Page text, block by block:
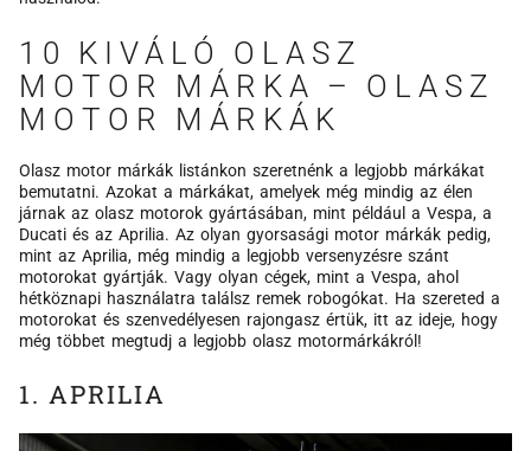
10 KIVÁLÓ OLASZ
MOTOR MÁRKA – OLASZ
MOTOR MÁRKÁK
Olasz motor márkák listánkon szeretnénk a legjobb márkákat
bemutatni. Azokat a márkákat, amelyek még mindig az élen
járnak az olasz motorok gyártásában, mint például a Vespa, a
Ducati és az Aprilia. Az olyan gyorsasági motor márkák pedig,
mint az Aprilia, még mindig a legjobb versenyzésre szánt
motorokat gyártják. Vagy olyan cégek, mint a Vespa, ahol
hétköznapi használatra találsz remek robogókat. Ha szereted a
motorokat és szenvedélyesen rajongasz értük, itt az ideje, hogy
még többet megtudj a legjobb olasz motormárkákról!
1. APRILIA